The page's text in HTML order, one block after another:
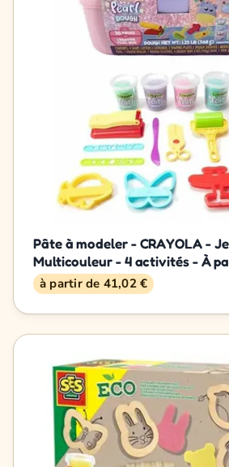
Pâte à modeler - CRAYOLA -
Multicouleur - 4 activités - À
à partir de 41,02 €